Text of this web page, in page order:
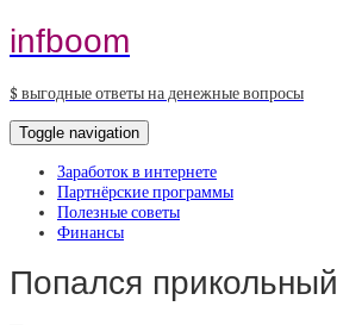
infboom
$ выгодные ответы на денежные вопросы
Toggle navigation
Заработок в интернете
Партнёрские программы
Полезные советы
Финансы
Попался